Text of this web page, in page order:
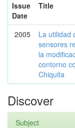
Issue
Date
Title
2005
La utilidad
sensores
la
contorno
Chiquita
Discover
Subject